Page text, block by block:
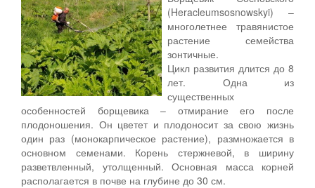
(Heracleumsosnowskyi) –
многолетнее травянистое
растение семейства
зонтичные.
Цикл развития длится до 8
лет. Одна из
существенных
особенностей борщевика – отмирание его после
плодоношения. Он цветет и плодоносит за свою жизнь
один раз (монокарпическое растение), размножается в
основном семенами. Корень стержневой, в ширину
разветвленный, утолщенный. Основная масса корней
располагается в почве на глубине до 30 см.